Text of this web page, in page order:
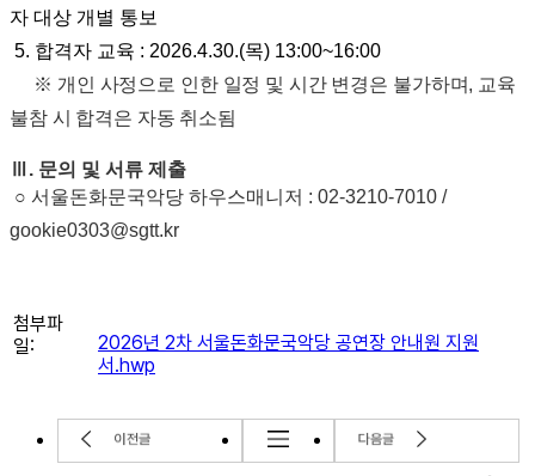
자 대상 개별 통보
5. 합격자 교육 : 2026.4.30.(목) 13:00~16:00
※ 개인 사정으로 인한 일정 및 시간 변경은 불가하며, 교육
불참 시 합격은 자동 취소됨
Ⅲ. 문의 및 서류 제출
○ 서울돈화문국악당 하우스매니저 : 02-3210-7010 /
gookie0303@sgtt.kr
첨부파
일:
2026년 2차 서울돈화문국악당 공연장 안내원 지원
서.hwp